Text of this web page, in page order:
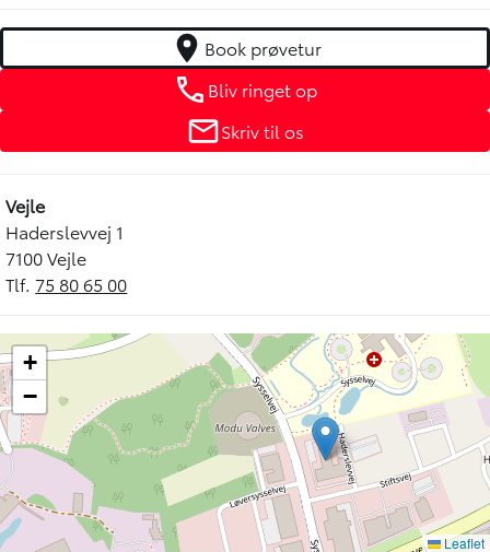
Book prøvetur
Bliv ringet op
Skriv til os
Vejle
Haderslevvej 1
7100 Vejle
Tlf. 75 80 65 00